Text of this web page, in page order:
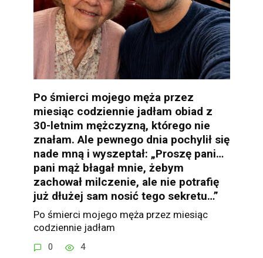
Po śmierci mojego męża przez
miesiąc codziennie jadłam obiad z
30-letnim mężczyzną, którego nie
znałam. Ale pewnego dnia pochylił się
nade mną i wyszeptał: „Proszę pani…
pani mąż błagał mnie, żebym
zachował milczenie, ale nie potrafię
już dłużej sam nosić tego sekretu…”
Po śmierci mojego męża przez miesiąc
codziennie jadłam
0 4